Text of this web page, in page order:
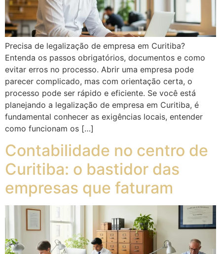
Precisa de legalização de empresa em Curitiba?
Entenda os passos obrigatórios, documentos e como
evitar erros no processo. Abrir uma empresa pode
parecer complicado, mas com orientação certa, o
processo pode ser rápido e eficiente. Se você está
planejando a legalização de empresa em Curitiba, é
fundamental conhecer as exigências locais, entender
como funcionam os […]
Contabilidade no centro de
Curitiba: o bastidor das
empresas que faturam